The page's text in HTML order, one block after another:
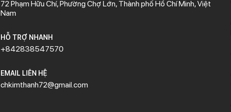
72 Phạm Hữu Chí, Phường Chợ Lớn, Thành phố Hồ Chí Minh, Việt
Nam
HỖ TRỢ NHANH
+842838547570
EMAIL LIÊN HỆ
chkimthanh72@gmail.com